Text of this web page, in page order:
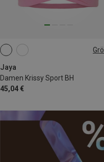
Jaya
Damen Krissy Sport BH
45,04 €
S M